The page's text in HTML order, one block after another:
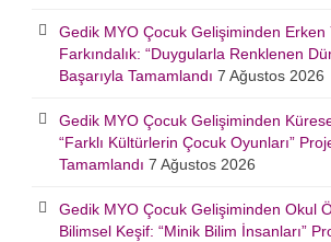
Gedik MYO Çocuk Gelişiminden Erken
Farkındalık: “Duygularla Renklenen
Başarıyla Tamamlandı 7 Ağustos 2026
Gedik MYO Çocuk Gelişiminden
“Farklı Kültürlerin Çocuk Oyunları”
Tamamlandı 7 Ağustos 2026
Gedik MYO Çocuk Gelişiminden Okul
Bilimsel Keşif: “Minik Bilim İnsanları”